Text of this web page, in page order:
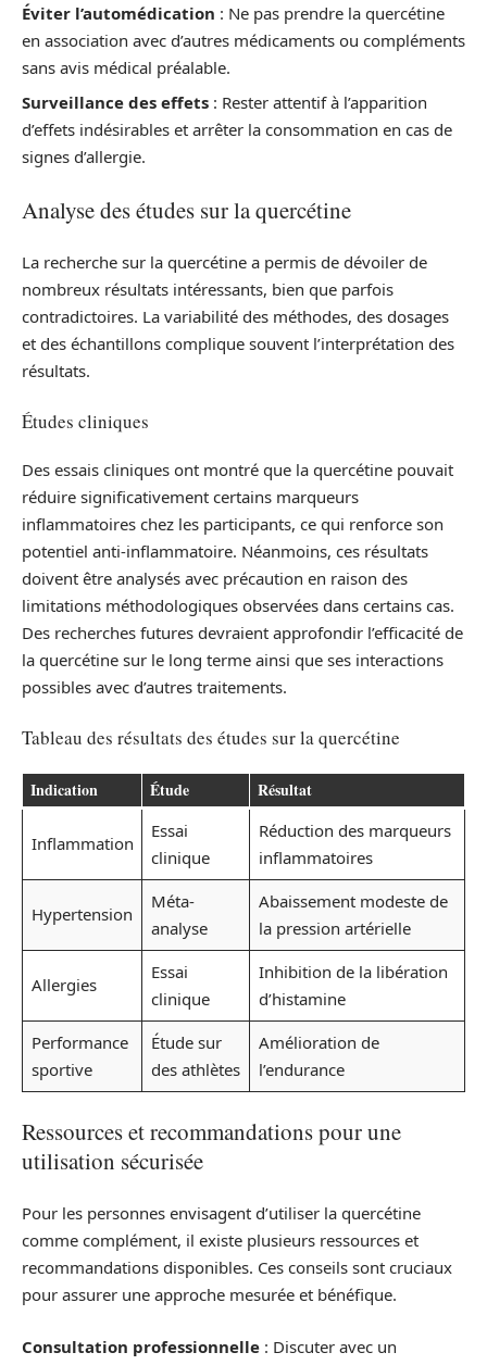
Éviter l’automédication : Ne pas prendre la quercétine
en association avec d’autres médicaments ou compléments
sans avis médical préalable.
Surveillance des effets : Rester attentif à l’apparition
d’effets indésirables et arrêter la consommation en cas de
signes d’allergie.
Analyse des études sur la quercétine
La recherche sur la quercétine a permis de dévoiler de
nombreux résultats intéressants, bien que parfois
contradictoires. La variabilité des méthodes, des dosages
et des échantillons complique souvent l’interprétation des
résultats.
Études cliniques
Des essais cliniques ont montré que la quercétine pouvait
réduire significativement certains marqueurs
inflammatoires chez les participants, ce qui renforce son
potentiel anti-inflammatoire. Néanmoins, ces résultats
doivent être analysés avec précaution en raison des
limitations méthodologiques observées dans certains cas.
Des recherches futures devraient approfondir l’efficacité de
la quercétine sur le long terme ainsi que ses interactions
possibles avec d’autres traitements.
Tableau des résultats des études sur la quercétine
Indication Étude Résultat
Inflammation
Essai
clinique
Réduction des marqueurs
inflammatoires
Hypertension
Méta-
analyse
Abaissement modeste de
la pression artérielle
Allergies
Essai
clinique
Inhibition de la libération
d’histamine
Performance
sportive
Étude sur
des athlètes
Amélioration de
l’endurance
Ressources et recommandations pour une
utilisation sécurisée
Pour les personnes envisagent d’utiliser la quercétine
comme complément, il existe plusieurs ressources et
recommandations disponibles. Ces conseils sont cruciaux
pour assurer une approche mesurée et bénéfique.
Consultation professionnelle : Discuter avec un